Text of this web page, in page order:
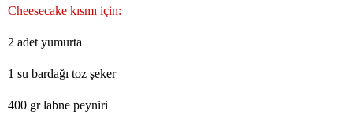
Cheesecake kısmı için:
2 adet yumurta
1 su bardağı toz şeker
400 gr labne peyniri